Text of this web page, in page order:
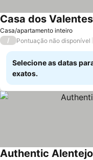
Casa/apartamento inteiro
Casa dos Valentes
/ Pontuação não disponível
Selecione as datas
exatos.
Authentic